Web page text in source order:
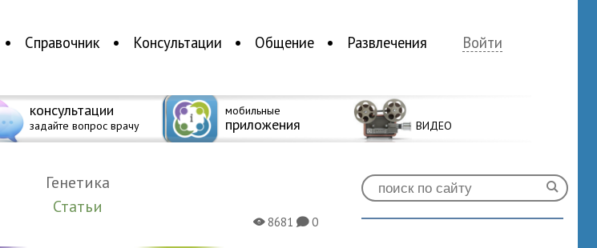
Справочник Консультации Общение Развлечения Войти
консультации
задайте вопрос врачу
мобильные
приложения ВИДЕО
Генетика
Статьи
X8681K0